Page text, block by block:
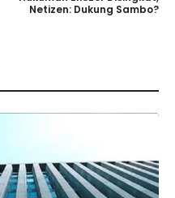
Netizen: Dukung Sambo?